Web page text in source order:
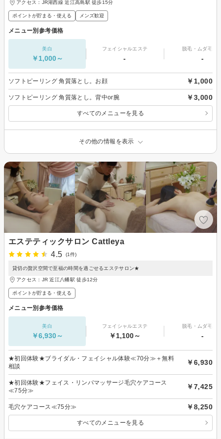
アクセス：JR湖西線 近江高島駅 徒歩15分
ポイントが貯まる・使える メンズ歓迎
メニュー別参考価格
美白
￥1,000～
フェイシャルエステ
-
脱毛・ムダ毛処
-
ソフトピーリング 角質落とし。お顔 ￥1,000
ソフトピーリング 角質落とし。背中or腕 ￥3,000
すべてのメニューを見る
その他の情報を表示
エステティックサロン Cattleya
4.5
(1件)
貸切の贅沢空間で至福の時間を過ごせるエステサロン★
アクセス：JR 近江八幡駅 徒歩12分
ポイントが貯まる・使える
メニュー別参考価格
美白
￥6,930～
フェイシャルエステ
￥1,100～
脱毛・ムダ毛処
-
★初回体験★ブライダル・フェイシャル体験≪70分≫＋無料
相談
￥6,930
★初回体験★フェイス・リンパマッサージ毛穴ケアコース
≪75分≫
￥7,425
毛穴ケアコース≪75分≫ ￥8,250
すべてのメニューを見る